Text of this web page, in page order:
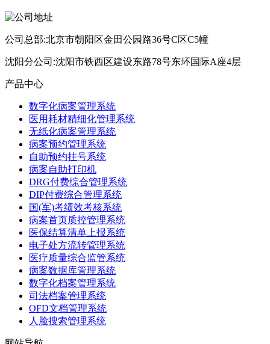
公司总部:北京市朝阳区金田公园路36号C区C5幢
沈阳分公司:沈阳市铁西区建设东路78号东环国际A座4层
产品中心
数字化病案管理系统
医用耗材精细化管理系统
无纸化病案管理系统
病案预约管理系统
自助预约挂号系统
病案自助打印机
DRG付费综合管理系统
DIP付费综合管理系统
国(军)考绩效考核系统
病案首页质控管理系统
医保结算清单上报系统
电子处方流转管理系统
医疗质量综合监管系统
病案数据库管理系统
数字化档案管理系统
司法档案管理系统
OFD文档管理系统
人脸搜索管理系统